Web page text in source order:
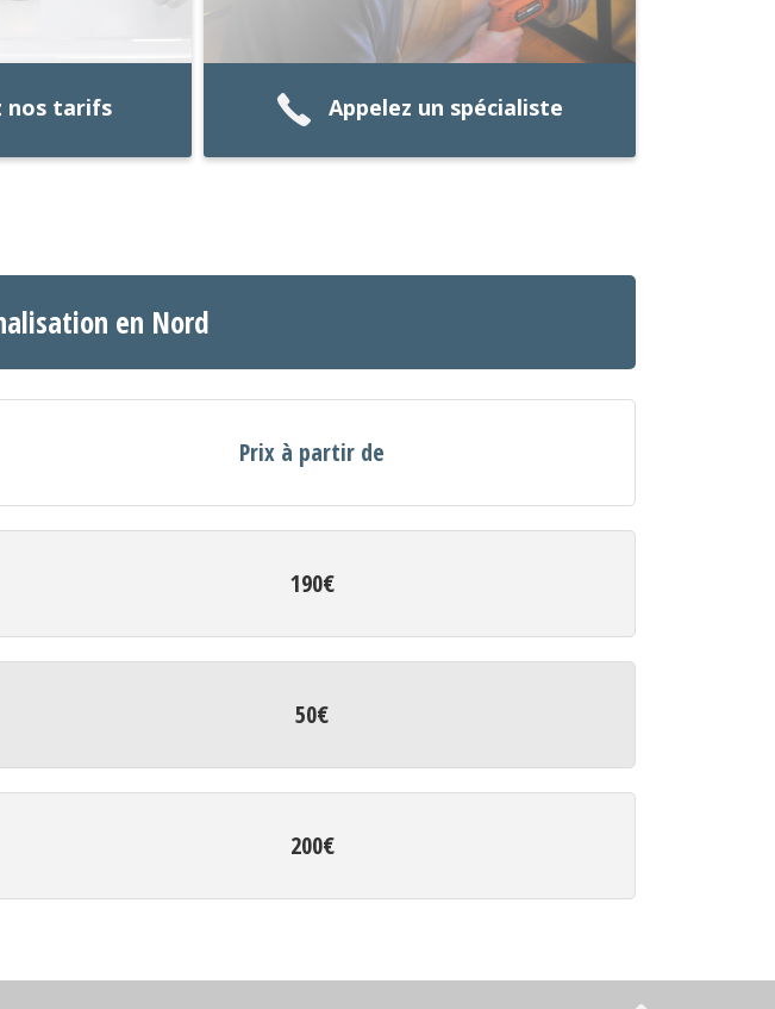
nos tarifs Appelez un spécialiste
en Nord
Prix à partir de
190€
50€
200€